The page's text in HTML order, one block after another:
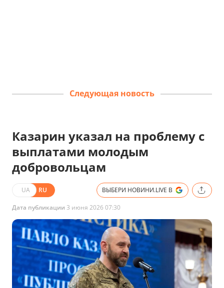
Следующая новость
Казарин указал на проблему с
выплатами молодым
добровольцам
UA RU ВЫБЕРИ НОВИНИ.LIVE В
Дата публикации 3 июня 2026 07:30